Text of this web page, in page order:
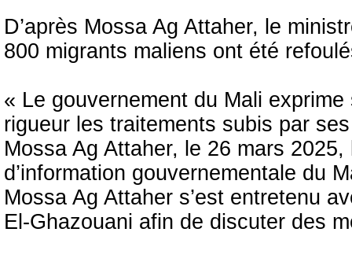
D’après Mossa Ag Attaher, le
800 migrants maliens ont été
« Le gouvernement du Mali
rigueur les traitements subis par
Mossa Ag Attaher, le 26 mars
d’information gouvernementale du
Mossa Ag Attaher s’est entretenu
El-Ghazouani afin de discuter des